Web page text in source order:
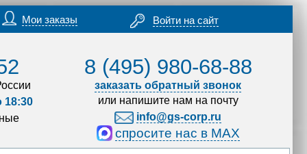
Мои заказы Войти на сайт
18:30
8 (495) 980-68-88
заказать обратный звонок
или напишите нам на почту
info@gs-corp.ru
спросите нас в MAX